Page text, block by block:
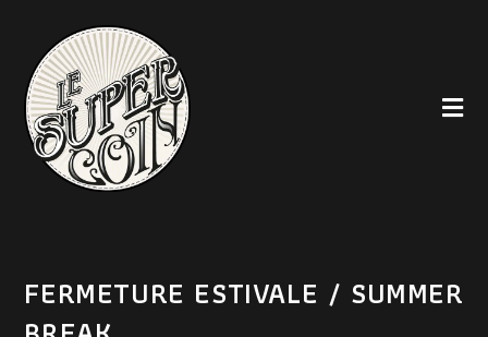
FERMETURE ESTIVALE / SUMMER